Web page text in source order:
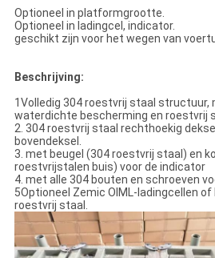
Optioneel in platformgrootte.
Optioneel in ladingcel, indicator.
geschikt zijn voor het wegen van
Beschrijving:
1Volledig 304 roestvrij staal structuur,
waterdichte bescherming en roestvrij
2. 304 roestvrij staal rechthoekig
bovendeksel.
3. met beugel (304 roestvrij staal) en
roestvrijstalen buis) voor de indicator
4. met alle 304 bouten en schroeven
5Optioneel Zemic OIML-ladingcellen of
roestvrij staal.